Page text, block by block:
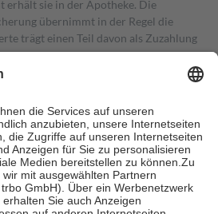
erhält sie in der Apotheke. Die
übernimmt in der Regel die
trägt einen Teil davon als Zuzahlung
Zuzahlungen in Höhe von zehn
jedoch nie mehr als die tatsächlichen
auch für Online-Apotheken.
Krankenpflege beträgt die
Kosten sowie zehn Euro je
für ihre eigene Gesundheit zu